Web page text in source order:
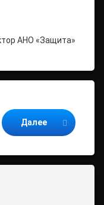
АНО «Защита»
Далее